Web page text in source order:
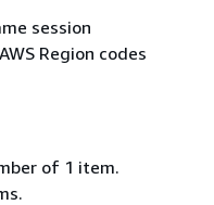
session
Region codes
of 1 item.